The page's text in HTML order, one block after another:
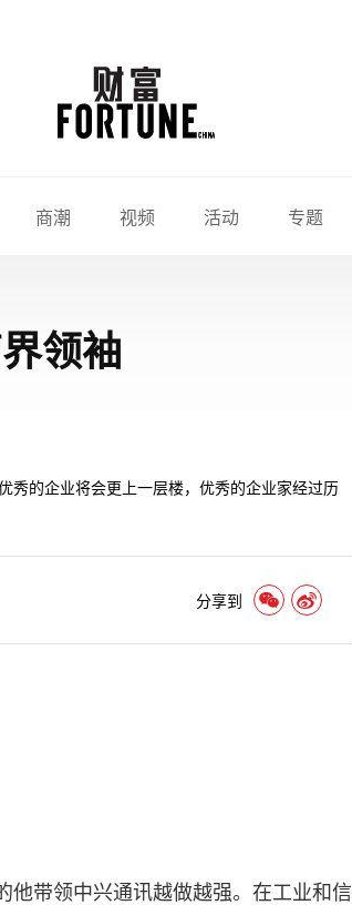
商潮 视频 活动 专题
领袖
秀的企业将会更上一层楼，优秀的企业家经过历
分享到
带领中兴通讯越做越强。在工业和信